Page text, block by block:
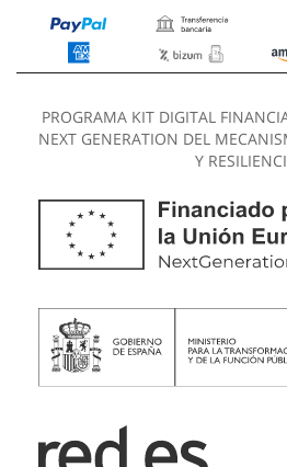
PROGRAMA KIT DIGITAL
NEXT GENERATION DEL
Y